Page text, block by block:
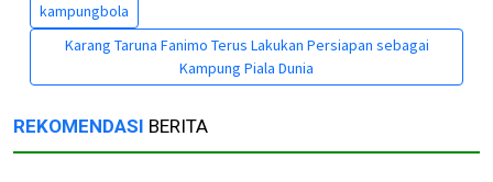
kampungbola
Karang Taruna Fanimo Terus Lakukan Persiapan sebagai
Kampung Piala Dunia
REKOMENDASI BERITA